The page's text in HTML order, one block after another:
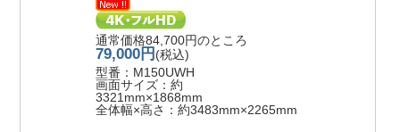
通常価格84,700円のところ
79,000円 (税込)
型番：M150UWH
画面サイズ：約
3321mm×1868mm
全体幅×高さ：約3483mm×2265mm